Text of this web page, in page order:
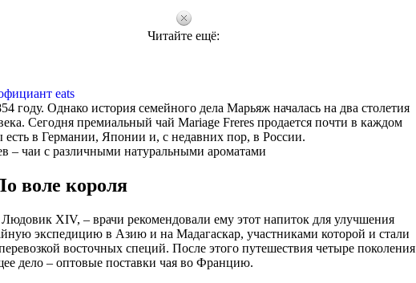
Читайте ещё:
eats
году. Однако история семейного дела Марьяж началась на два столетия
Сегодня премиальный чай Mariage Freres продается почти в каждом
в Германии, Японии и, с недавних пор, в России.
– чаи с различными натуральными ароматами
воле короля
XIV, – врачи рекомендовали ему этот напиток для улучшения
экспедицию в Азию и на Мадагаскар, участниками которой и стали
восточных специй. После этого путешествия четыре поколения
дело – оптовые поставки чая во Францию.